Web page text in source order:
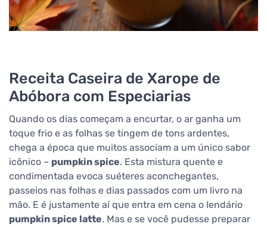
Receita Caseira de Xarope de
Abóbora com Especiarias
Quando os dias começam a encurtar, o ar ganha um
toque frio e as folhas se tingem de tons ardentes,
chega a época que muitos associam a um único sabor
icônico – pumpkin spice. Esta mistura quente e
condimentada evoca suéteres aconchegantes,
passeios nas folhas e dias passados com um livro na
mão. E é justamente aí que entra em cena o lendário
pumpkin spice latte. Mas e se você pudesse preparar